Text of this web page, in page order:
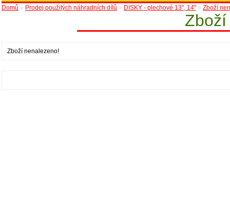
Domů » Prodej použitých náhradních dílů » DISKY - plechové 13", 14" » Zboží
Zboží nenalezeno!